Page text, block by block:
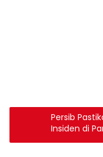
Persib
Insiden di
Penutup